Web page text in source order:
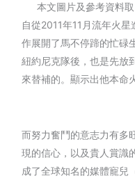
本文圖片及參考資料
自從2011年11月流年火
作展開了馬不停蹄的忙碌
紐約尼克隊後，也是先放
來替補的。顯示出他本命
而努力奮鬥的意志力有多
現的信心，以及貴人賞識
成了全球知名的媒體寵兒